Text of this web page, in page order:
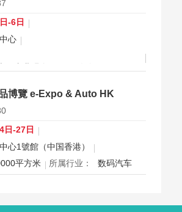
-6日
心
响力的眼镜专业展之一，并获UFI
智能眼镜专区与多国展馆，汇聚全
镜汇演与行业论坛，为展商与买家
…
博覽 e-Expo & Auto HK
日-27日
心1號館（中国香港）
平方米 所属行业：
数码汽车
金档科技车品一站式采购盛会，欢